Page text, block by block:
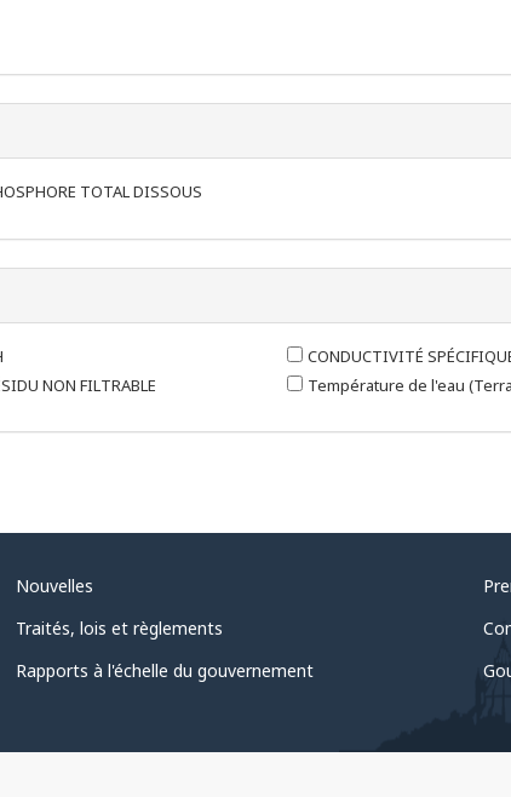
TOTAL DISSOUS
NON FILTRABLE
CONDUCTIVITÉ
Température de l'eau
Nouvelles
Traités, lois et règlements
Rapports à l'échelle du gouvernement